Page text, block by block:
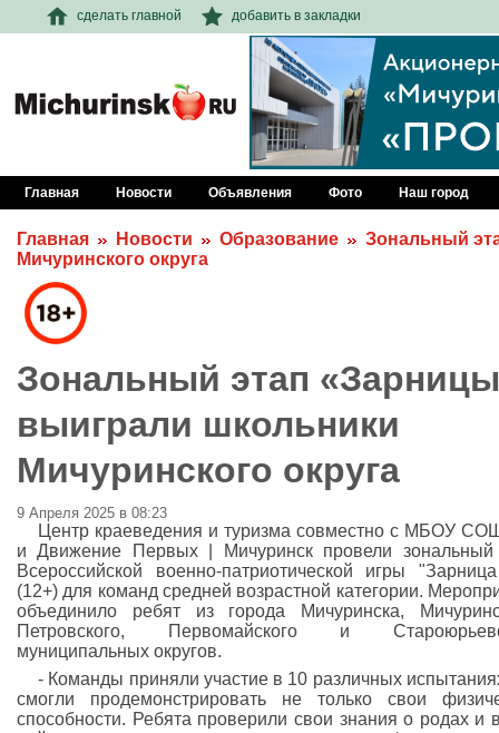
сделать главной добавить в закладки
Главная Новости Объявления Фото Наш город
Главная Новости Образование
Зональный
Мичуринского округа
Зональный этап
выиграли школьники
Мичуринского округа
9 Апреля 2025 в 08:23
Центр краеведения и туризма совместно с МБОУ
и Движение Первых | Мичуринск провели зональный
Всероссийской военно-патриотической игры
(12+) для команд средней возрастной категории.
объединило ребят из города Мичуринска,
Петровского, Первомайского и
муниципальных округов.
- Команды приняли участие в 10 различных
смогли продемонстрировать не только свои
способности. Ребята проверили свои знания о родах и